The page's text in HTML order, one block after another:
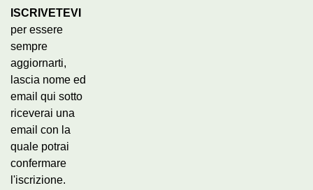
ISCRIVETEVI
per essere
sempre
aggiornarti,
lascia nome ed
email qui sotto
riceverai una
email con la
quale potrai
confermare
l'iscrizione.